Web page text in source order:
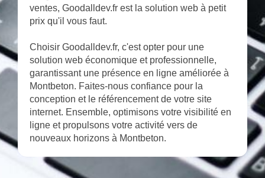
ventes, Goodalldev.fr est la solution web à petit
prix qu'il vous faut.
Choisir Goodalldev.fr, c'est opter pour une
solution web économique et professionnelle,
garantissant une présence en ligne améliorée à
Montbeton. Faites-nous confiance pour la
conception et le référencement de votre site
internet. Ensemble, optimisons votre visibilité en
ligne et propulsons votre activité vers de
nouveaux horizons à Montbeton.